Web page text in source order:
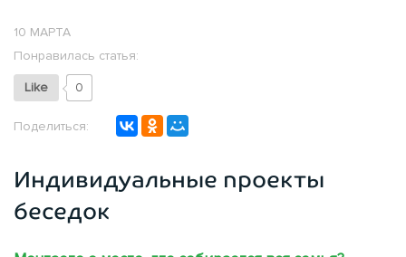
10 МАРТА
Понравилась статья:
Like 0
Поделиться:
Индивидуальные проекты
беседок